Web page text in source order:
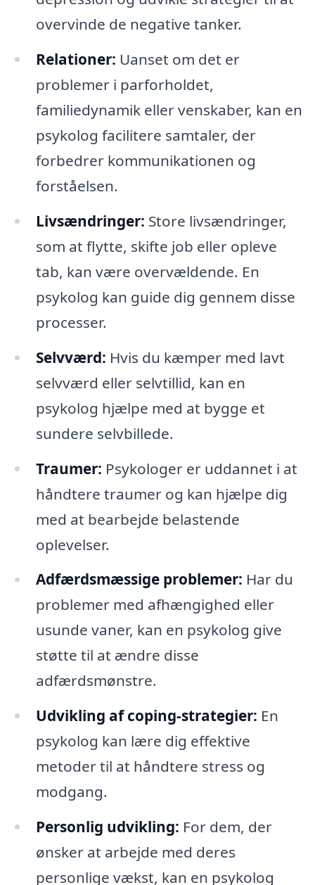
overvinde de negative tanker.
Relationer: Uanset om det er
problemer i parforholdet,
familiedynamik eller venskaber, kan en
psykolog facilitere samtaler, der
forbedrer kommunikationen og
forståelsen.
Livsændringer: Store livsændringer,
som at flytte, skifte job eller opleve
tab, kan være overvældende. En
psykolog kan guide dig gennem disse
processer.
Selvværd: Hvis du kæmper med lavt
selvværd eller selvtillid, kan en
psykolog hjælpe med at bygge et
sundere selvbillede.
Traumer: Psykologer er uddannet i at
håndtere traumer og kan hjælpe dig
med at bearbejde belastende
oplevelser.
Adfærdsmæssige problemer: Har du
problemer med afhængighed eller
usunde vaner, kan en psykolog give
støtte til at ændre disse
adfærdsmønstre.
Udvikling af coping-strategier: En
psykolog kan lære dig effektive
metoder til at håndtere stress og
modgang.
Personlig udvikling: For dem, der
ønsker at arbejde med deres
personlige vækst, kan en psykolog